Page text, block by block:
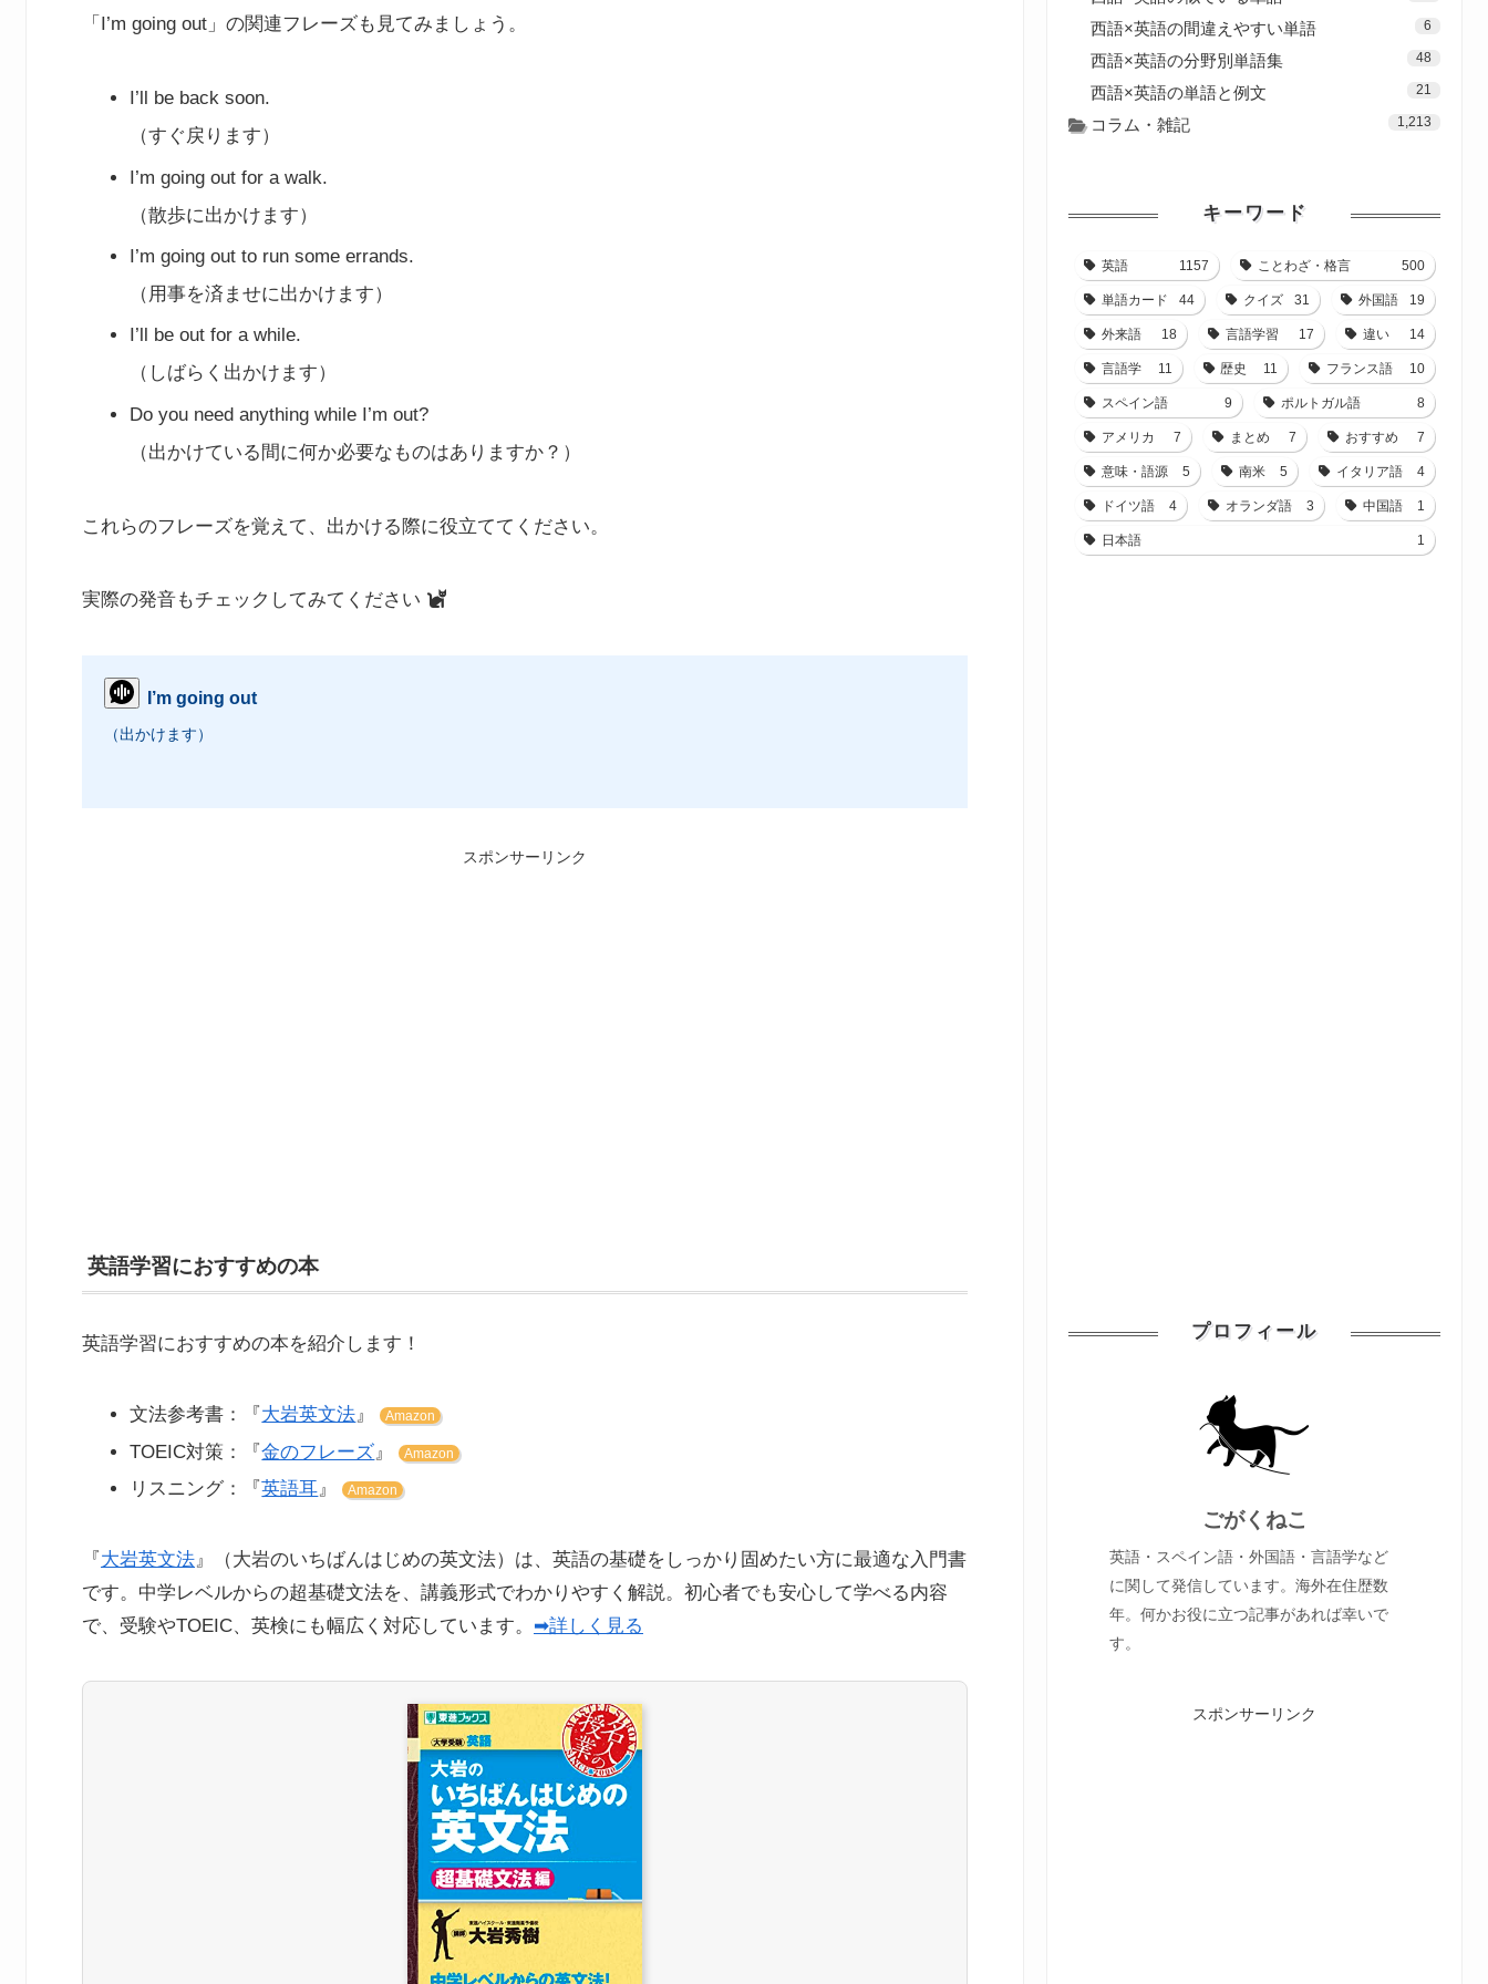
「I’m going out」の関連フレーズも見てみましょう。
I’ll be back soon.
（すぐ戻ります）
I’m going out for a walk.
（散歩に出かけます）
I’m going out to run some errands.
（用事を済ませに出かけます）
I’ll be out for a while.
（しばらく出かけます）
Do you need anything while I’m out?
（出かけている間に何か必要なものはありますか？）
これらのフレーズを覚えて、出かける際に役立ててください。
実際の発音もチェックしてみてください
I’m going out
（出かけます）
スポンサーリンク
英語学習におすすめの本
英語学習におすすめの本を紹介します！
文法参考書：『 大岩英文法』 Amazon
TOEIC対策：『金のフレーズ 』 Amazon
リスニング：『英語耳』 Amazon
『 大岩英文法』（大岩のいちばんはじめの英文法）は、英語の基礎をしっかり固めたい方に最適な入門書
です。中学レベルからの超基礎文法を、講義形式でわかりやすく解説。初心者でも安心して学べる内容
で、受験やTOEIC、英検にも幅広く対応しています。 ➡詳しく見る
西語×英語の間違えやすい単語 6
西語×英語の分野別単語集 48
西語×英語の単語と例文 21
コラム・雑記 1,213
キーワード
英語 1157 ことわざ・格言 500
単語カード 44 クイズ 31 外国語 19
外来語 18 言語学習 17 違い 14
言語学 11 歴史 11 フランス語 10
スペイン語 9 ポルトガル語 8
アメリカ 7 まとめ 7 おすすめ 7
意味・語源 5 南米 5 イタリア語 4
ドイツ語 4 オランダ語 3 中国語 1
日本語 1
プロフィール
ごがくねこ
英語・スペイン語・外国語・言語学など
に関して発信しています。海外在住歴数
年。何かお役に立つ記事があれば幸いで
す。
スポンサーリンク